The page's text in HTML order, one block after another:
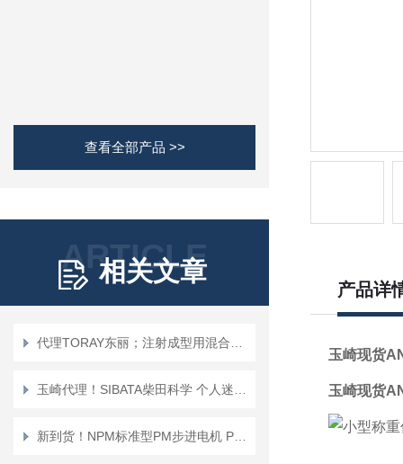
查看全部产品 >>
ARTICLE
相关文章
产品详
玉崎现货
玉崎现货